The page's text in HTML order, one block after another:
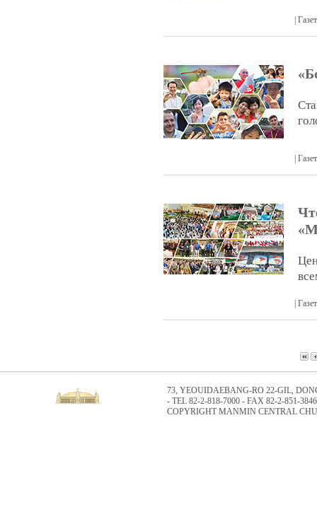
|
|
|
73, YEOUIDAEBANG-RO 22-GIL,
- TEL 82-2-818-7000 - FAX 82-2-851-3846
COPYRIGHT MANMIN CENTRAL